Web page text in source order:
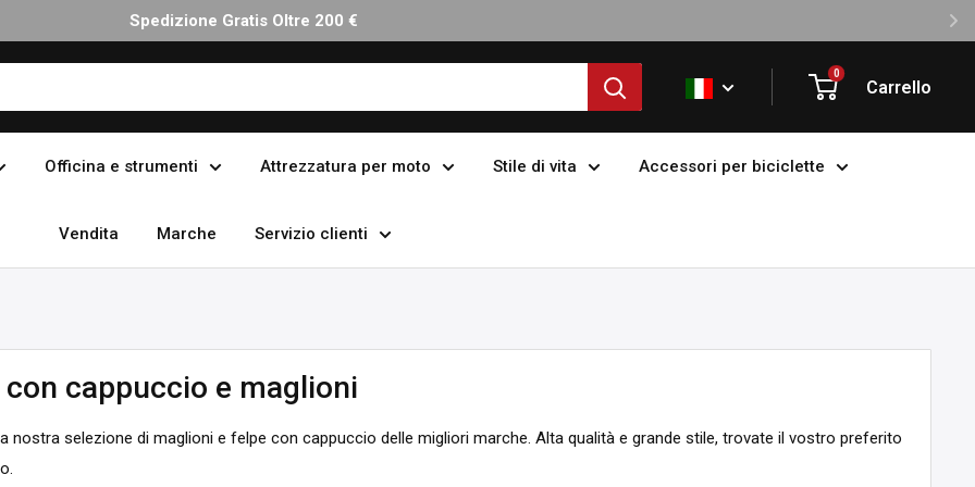
Reso Facile Entro 30 Giorni
0
Carrello
Officina e strumenti Attrezzatura per moto Stile di vita Accessori per biciclette
Vendita Marche Servizio clienti
con cappuccio e maglioni
nostra selezione di maglioni e felpe con cappuccio delle migliori marche. Alta qualità e grande stile, trovate il vostro preferito